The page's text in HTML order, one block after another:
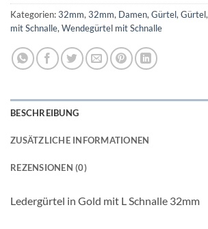
Kategorien:32mm, 32mm, Damen, Gürtel, Gürtel,
mit Schnalle, Wendegürtel mit Schnalle
BESCHREIBUNG
ZUSÄTZLICHE INFORMATIONEN
REZENSIONEN (0)
Ledergürtel in Gold mit L Schnalle 32mm